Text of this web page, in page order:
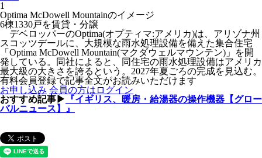
1
Optima McDowell Mountainのイメージ
6棟1330戸を賃貸・分譲
デベロッパーのOptima(オプティマ:アメリカ)は、アリゾナ州
スコッツデールに、大規模な雨水処理設備を備えた集合住宅
「Optima McDowell Mountain(マクダウェルマウンテン)」を開
発している。同社によると、同住宅の雨水処理設備はアメリカ
最大級の大きさを誇るという。2027年夏ごろの完成を見込む。
有料会員登録で記事全文がお読みいただけます
お申し込み 会員の方はログイン
おすすめ記事▶
『イギリス、暖房・給湯器の操作機器【グロー
バルニュース】』